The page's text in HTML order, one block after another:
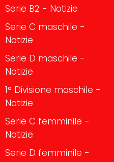
Serie B2 - Notizie
Serie C maschile -
Notizie
Serie D maschile -
Notizie
1° Divisione maschile -
Notizie
Serie C femminile -
Notizie
Serie D femminile -